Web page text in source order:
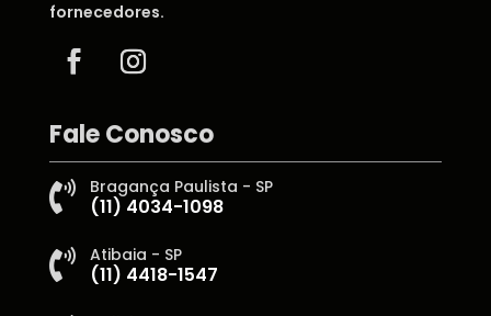
fornecedores.
Fale Conosco
 Bragança Paulista - SP
(11) 4034-1098
 Atibaia - SP
(11) 4418-1547